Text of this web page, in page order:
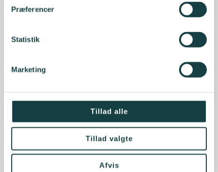
Præferencer
Statistik
Marketing
Tillad alle
Tillad valgte
Afvis